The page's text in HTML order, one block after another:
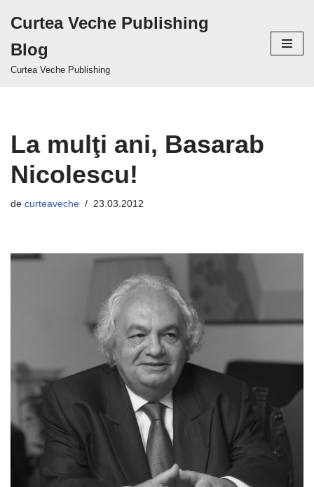
la
conținut
Curtea Veche Publishing
Blog
Curtea Veche Publishing
La mulţi ani, Basarab
Nicolescu!
de curteaveche 23.03.2012